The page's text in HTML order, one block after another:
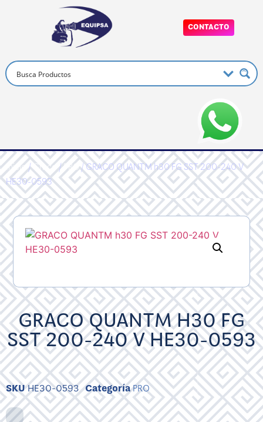
CONTACTO
Inicio/Graco/PRO/ GRACO QUANTM h30 FG SST 200-240 V
HE30-0593
GRACO QUANTM H30 FG
SST 200-240 V HE30-0593
SKUHE30-0593 CategoríaPRO